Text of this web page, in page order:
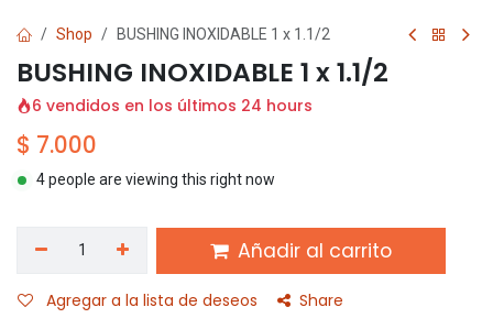
Shop BUSHING INOXIDABLE 1 x 1.1/2
BUSHING INOXIDABLE 1 x 1.1/2
6 vendidos en los últimos 24 hours
$ 7.000
4 people are viewing this right now
Añadir al carrito
Agregar a la lista de deseos Share